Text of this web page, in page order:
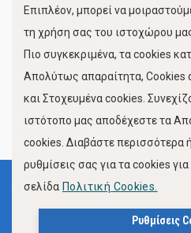
FOLLOW US
Όροι Χρήσης
Πολιτική
Επιπλέον, μπορεί να
τη χρήση σας του ιστοχώρου
Πιο συγκεκριμένα, τα cookies
Απολύτως απαραίτητα, Cookies
και Στοχευμένα cookies.
ιστότοπο μας αποδέχεστε τα
cookies. Διαβάστε περισσότερα ή
ρυθμίσεις σας για τα cookies
σελίδα Πολιτική Cookies.
Ρυθμίσεις